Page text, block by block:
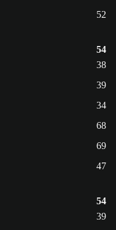
52
54
38
39
34
68
69
47
54
39